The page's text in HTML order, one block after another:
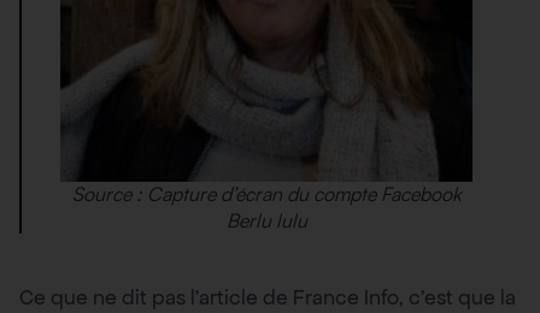
Source : Capture d’écran du compte Facebook
Berlu lulu
Ce que ne dit pas l’article de France Info, c’est que la